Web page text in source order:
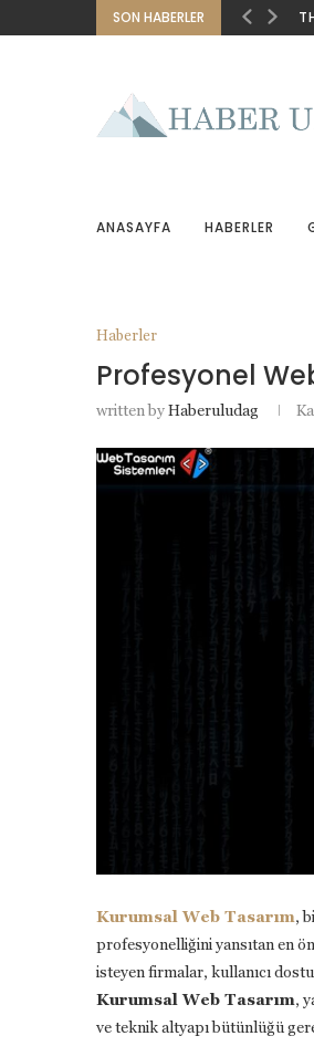
SON HABERLER
ANASAYFA HABERLER
Haberler
Profesyonel
written byHaberuludag
Kurumsal Web Tasarım,
profesyonelliğini yansıtan en
isteyen firmalar, kullanıcı
Kurumsal Web Tasarım,
ve teknik altyapı bütünlüğü